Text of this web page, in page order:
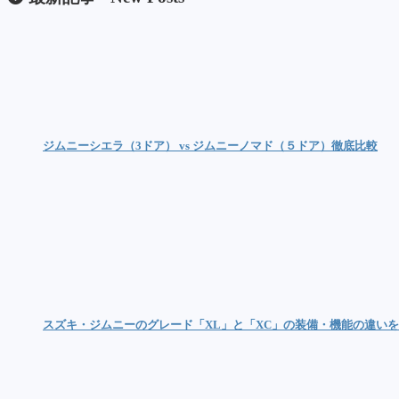
ジムニーシエラ（3ドア） vs ジムニーノマド（５ドア）徹底比較
スズキ・ジムニーのグレード「XL」と「XC」の装備・機能の違い